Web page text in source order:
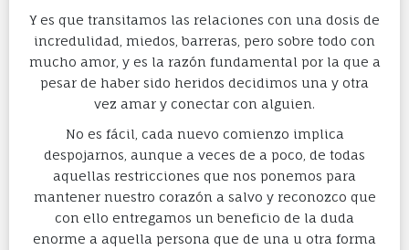
Y es que transitamos las relaciones con una dosis de
incredulidad, miedos, barreras, pero sobre todo con
mucho amor, y es la razón fundamental por la que a
pesar de haber sido heridos decidimos una y otra
vez amar y conectar con alguien.
No es fácil, cada nuevo comienzo implica
despojarnos, aunque a veces de a poco, de todas
aquellas restricciones que nos ponemos para
mantener nuestro corazón a salvo y reconozco que
con ello entregamos un beneficio de la duda
enorme a aquella persona que de una u otra forma